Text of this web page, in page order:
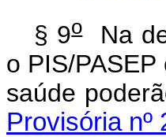
§ 9oNa
o PIS/
saúde
Provisória nº